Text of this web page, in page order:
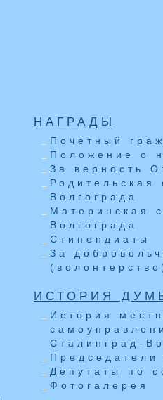
НАГРАДЫ
Почетный
Положение о
За верность
Родительская
Волгограда
Материнская
Волгограда
Стипендиаты
За
ИСТОРИЯ
История
Сталинград-
Председатели
Депутаты по
Фотогалерея